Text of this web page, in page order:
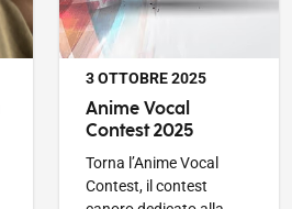
PUBBLICATO IL
3 OTTOBRE 2025
Anime Vocal
Contest 2025
Torna l’Anime Vocal
Contest, il contest